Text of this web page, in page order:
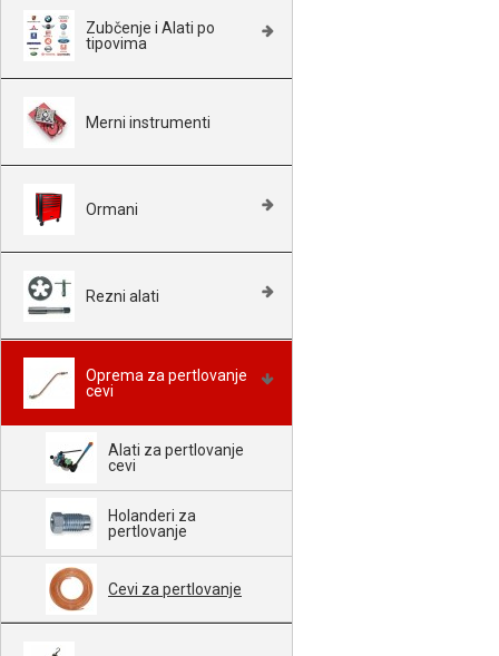
Zubčenje i Alati po
tipovima
Merni instrumenti
Ormani
Rezni alati
Oprema za pertlovanje
cevi
Alati za pertlovanje
cevi
Holanderi za
pertlovanje
Cevi za pertlovanje